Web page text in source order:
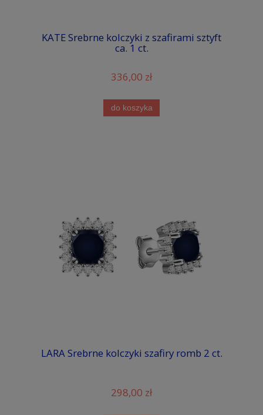
KATE Srebrne kolczyki z szafirami sztyft
ca. 1 ct.
336,00 zł
do koszyka
LARA Srebrne kolczyki szafiry romb 2 ct.
298,00 zł